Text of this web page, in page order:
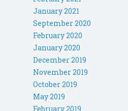
January 2021
September 2020
February 2020
January 2020
December 2019
November 2019
October 2019
May 2019
February 2019